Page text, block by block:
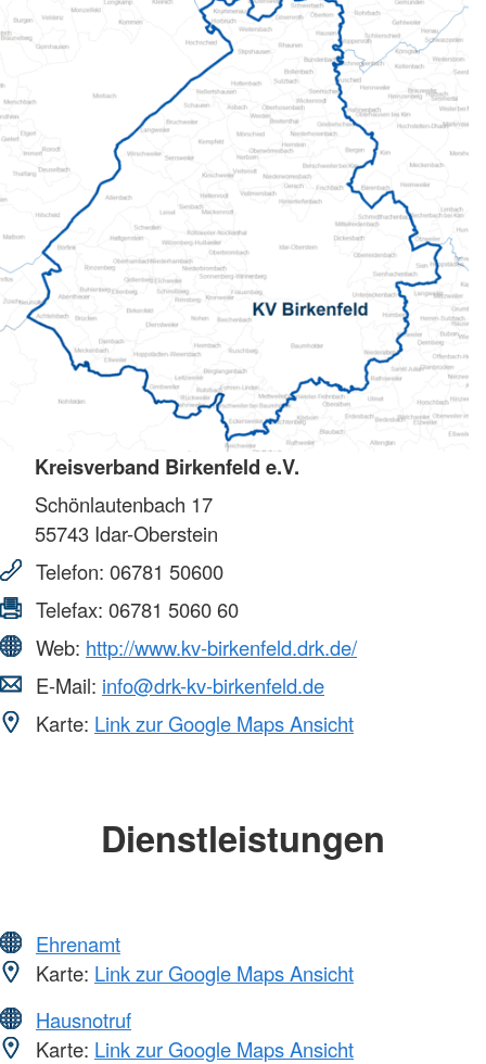
Kreisverband Birkenfeld e.V.
Schönlautenbach 17
55743 Idar-Oberstein
Telefon: 06781 50600
Telefax: 06781 5060 60
Web: http://www.kv-birkenfeld.drk.de/
E-Mail: info@drk-kv-birkenfeld.de
Karte: Link zur Google Maps Ansicht
Dienstleistungen
Ehrenamt
Karte: Link zur Google Maps Ansicht
Hausnotruf
Karte: Link zur Google Maps Ansicht